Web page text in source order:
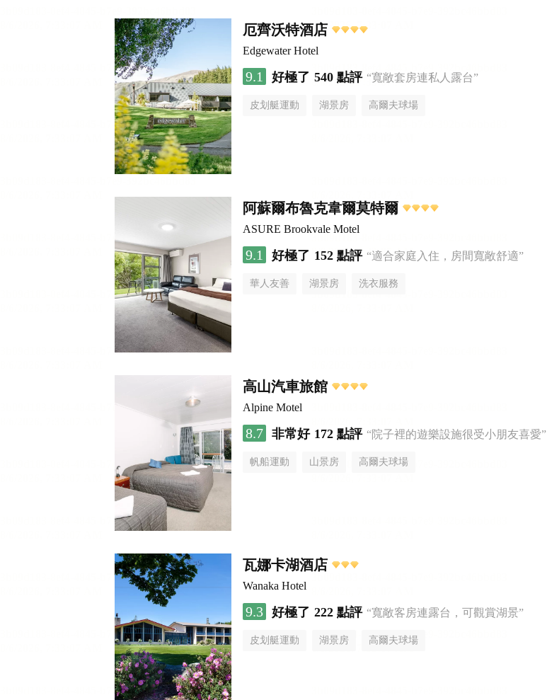
厄齊沃特酒店
Edgewater Hotel
9.1 好極了 540 點評 “寬敞套房連私人露台”
皮划艇運動 湖景房 高爾夫球場
阿蘇爾布魯克韋爾莫特爾
ASURE Brookvale Motel
9.1 好極了 152 點評 “適合家庭入住，房間寬敞舒適”
華人友善 湖景房 洗衣服務
高山汽車旅館
Alpine Motel
8.7 非常好 172 點評 “院子裡的遊樂設施很受小朋友喜愛”
帆船運動 山景房 高爾夫球場
瓦娜卡湖酒店
Wanaka Hotel
9.3 好極了 222 點評 “寬敞客房連露台，可觀賞湖景”
皮划艇運動 湖景房 高爾夫球場